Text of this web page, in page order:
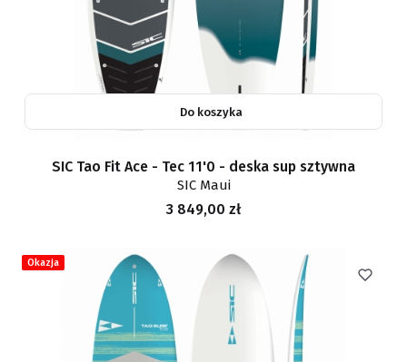
Do koszyka
SIC Tao Fit Ace - Tec 11'0 - deska sup sztywna
SIC Maui
Cena
3 849,00 zł
Okazja